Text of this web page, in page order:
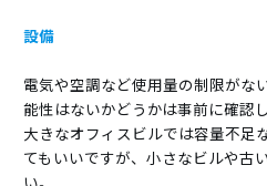
設備
電気や空調など使用量の制限がな
能性はないかどうかは事前に確認
大きなオフィスビルでは容量不足
てもいいですが、小さなビルや古